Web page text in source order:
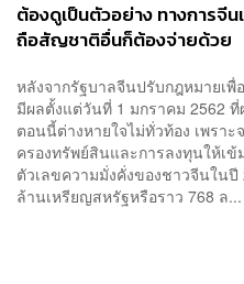
ต้องดูเป็นตัวอย่าง ทางการจีน
ถือสัญชาติอื่นก็ต้องจ่ายด้วย
หลังจากรัฐบาลจีนปรับกฎหมายเ
มีผลตั้งแต่วันที่ 1 มกราคม 2562
ตอนนี้ต่างหายใจไม่ทั่วท้อง เพรา
ครองทรัพย์สินและการลงทุนให้
ตัวเลขความมั่งคั่งของชาวจีนใน
ล้านเหรียญสหรัฐหรือราว 768 ล...